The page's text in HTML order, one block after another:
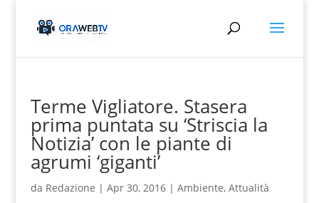
Terme Vigliatore. Stasera
prima puntata su ‘Striscia la
Notizia’ con le piante di
agrumi ‘giganti’
da Redazione | Apr 30, 2016| Ambiente, Attualità